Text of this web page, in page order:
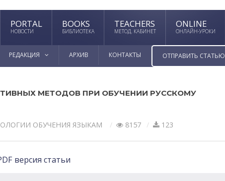
PORTAL
НОВОСТИ
BOOKS
БИБЛИОТЕКА
TEACHERS
МЕТОД. КАБИНЕТ
ONLINE
ОНЛАЙН-УРОКИ
РЕДАКЦИЯ АРХИВ КОНТАКТЫ ОТПРАВИТЬ СТАТЬЮ
МЕТОДОВ ПРИ ОБУЧЕНИИ РУССКОМУ
ОБУЧЕНИЯ ЯЗЫКАМ 8157 123
версия статьи